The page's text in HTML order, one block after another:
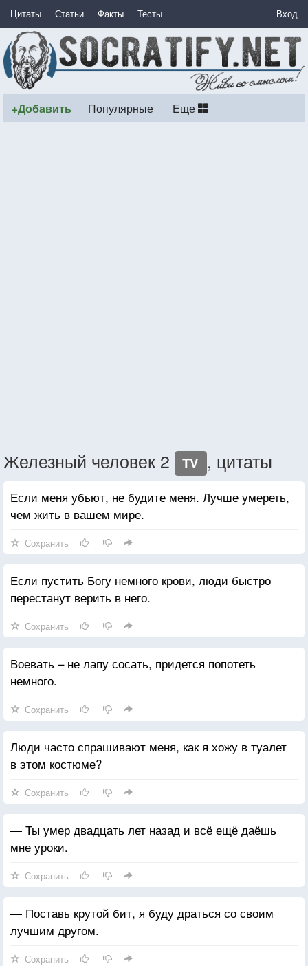
Цитаты Статьи Факты Тесты Вход
+Добавить Популярные Еще
Железный человек 2 TV , цитаты
Если меня убьют, не будите меня. Лучше умереть,
чем жить в вашем мире.
Сохранить
Если пустить Богу немного крови, люди быстро
перестанут верить в него.
Сохранить
Воевать – не лапу сосать, придется попотеть
немного.
Сохранить
Люди часто спрашивают меня, как я хожу в туалет
в этом костюме?
Сохранить
— Ты умер двадцать лет назад и всё ещё даёшь
мне уроки.
Сохранить
— Поставь крутой бит, я буду драться со своим
лучшим другом.
Сохранить